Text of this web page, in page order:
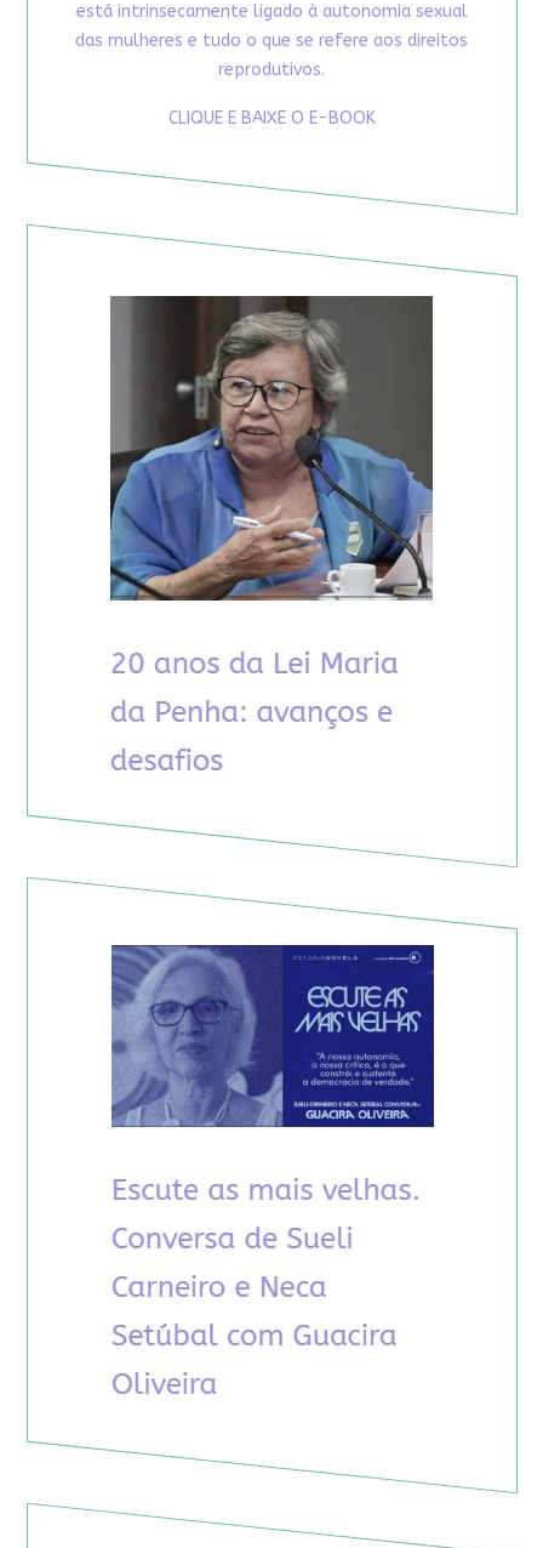
está intrinsecamente ligado à autonomia sexual
das mulheres e tudo o que se refere aos direitos
reprodutivos.
CLIQUE E BAIXE O E-BOOK